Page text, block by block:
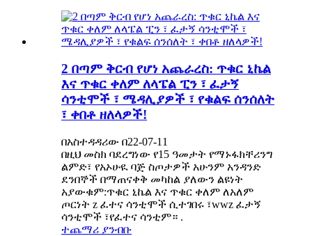
2 በጣም ቅርብ የሆነ አጨራረስ: ጥቁር ኒኬል
እና ጥቁር ቀለም ለላፔል ፒን ፣ ፈታኝ
ሳንቲሞች ፣ ሜዳሊያዎች ፣ የቁልፍ ሰንሰለት
፣ ቀበቶ ዘለላዎች!
በአስተዳዳሪው በ22-07-11
በዚህ መስክ ባደረግነው የ15 ዓመታት የማኑፋክቸሪንግ
ልምድ፣ የአኦሁዪ ባጅ ስጦታዎች አሁንም አንዳንድ
ደንበኞች በማጠናቀቅ መካከል ያለውን ልዩነት
አያውቁም:ጥቁር ኒኬል እና ጥቁር ቀለም ለአለም
ጦርነት z ፈተና ሳንቲሞች ሲተገበሩ ፣wwz ፈታኝ
ሳንቲሞች ፣የፈተና ሳንቲም። .
ተጨማሪ ያንብቡ